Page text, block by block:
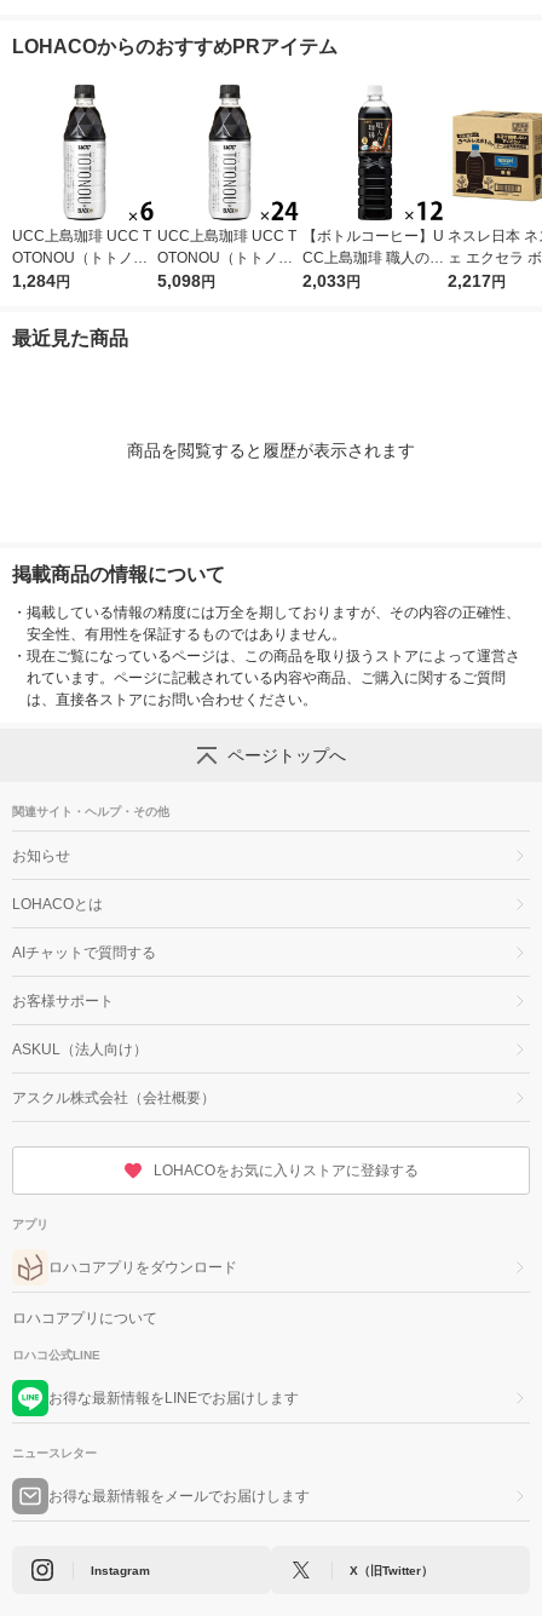
LOHACOからのおすすめPRアイテム
UCC上島珈琲 UCC T
OTONOU（トトノ
ウ） by BLACK無糖 5
1,284円
UCC上島珈琲 UCC T
OTONOU（トトノ
ウ） by BLACK無糖 5
5,098円
【ボトルコーヒー】U
CC上島珈琲 職人の珈
琲 無糖 900ml 1箱（1
2,033円
ネスレ日本
ェ エクセラ
ーヒー 無糖
2,217円
最近見た商品
商品を閲覧すると履歴が表示されます
掲載商品の情報について
・ 掲載している情報の精度には万全を期しておりますが、その内容の正確性、
安全性、有用性を保証するものではありません。
・ 現在ご覧になっているページは、この商品を取り扱うストアによって運営さ
れています。ページに記載されている内容や商品、ご購入に関するご質問
は、直接各ストアにお問い合わせください。
ページトップへ
関連サイト・ヘルプ・その他
お知らせ
LOHACOとは
AIチャットで質問する
お客様サポート
ASKUL（法人向け）
アスクル株式会社（会社概要）
LOHACOをお気に入りストアに登録する
アプリ
ロハコアプリをダウンロード
ロハコアプリについて
ロハコ公式LINE
お得な最新情報をLINEでお届けします
ニュースレター
お得な最新情報をメールでお届けします
Instagram X（旧Twitter）